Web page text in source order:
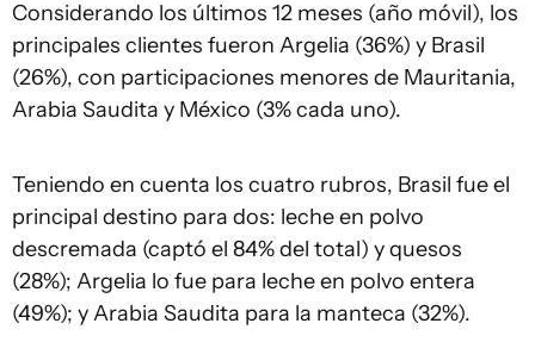
Considerando los últimos 12 meses (año móvil), los
principales clientes fueron Argelia (36%) y Brasil
(26%), con participaciones menores de Mauritania,
Arabia Saudita y México (3% cada uno).
Teniendo en cuenta los cuatro rubros, Brasil fue el
principal destino para dos: leche en polvo
descremada (captó el 84% del total) y quesos
(28%); Argelia lo fue para leche en polvo entera
(49%); y Arabia Saudita para la manteca (32%).